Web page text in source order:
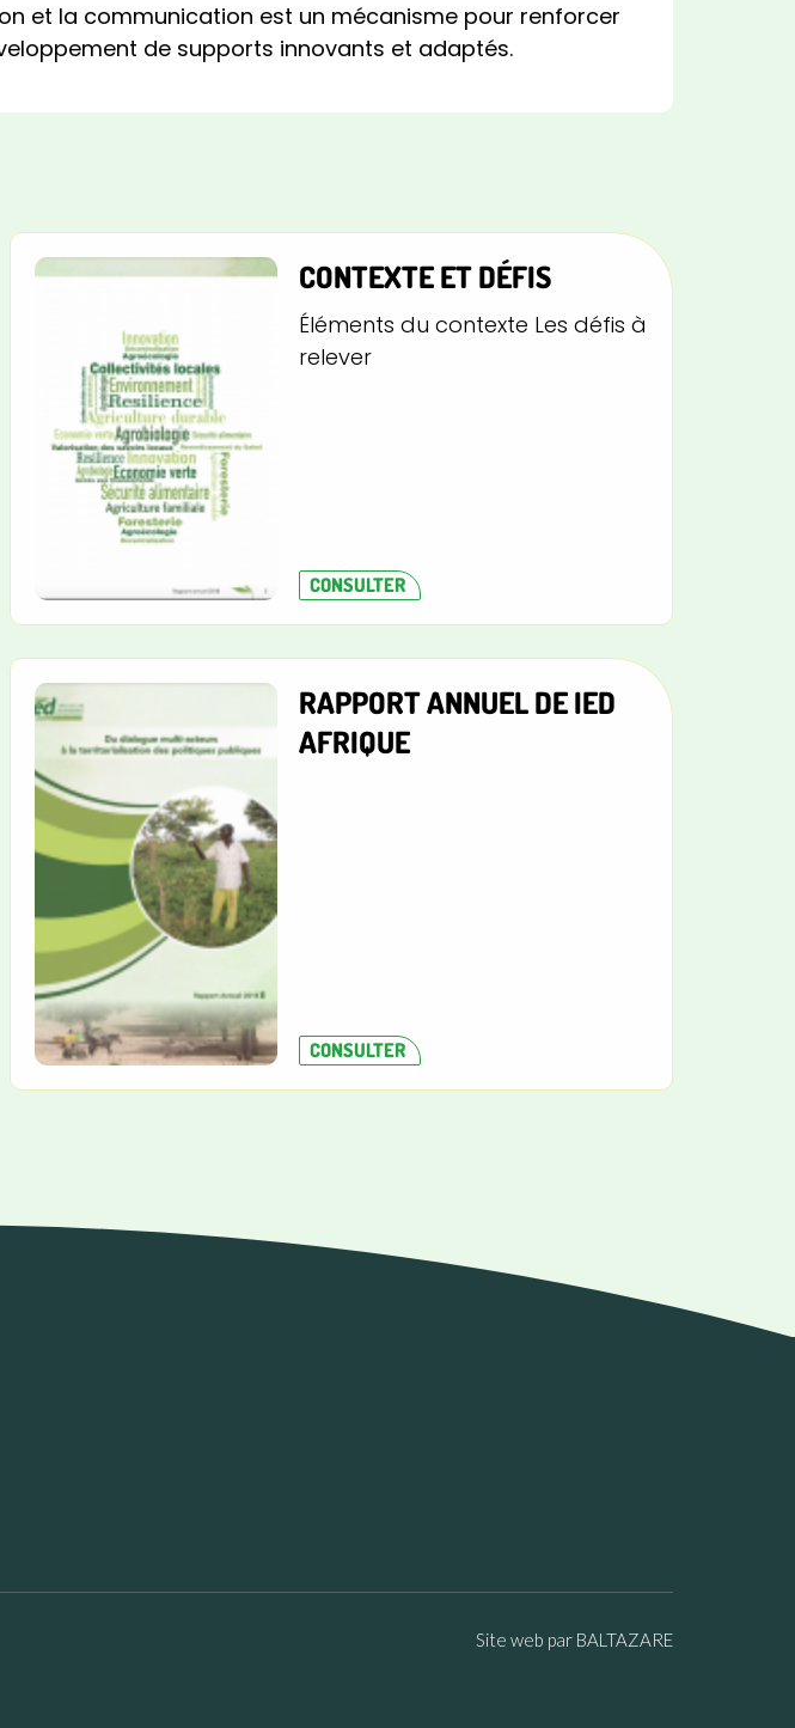
et la communication est un mécanisme pour renforcer
de supports innovants et adaptés.
CONTEXTE ET DÉFIS
Éléments du contexte Les défis à
relever
CONSULTER
RAPPORT ANNUEL DE IED
AFRIQUE
CONSULTER
Site web par BALTAZARE